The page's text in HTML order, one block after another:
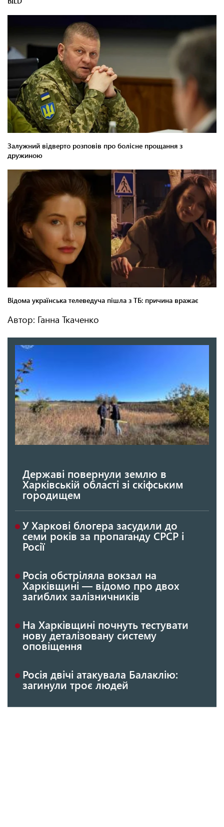
Автор: Ганна Ткаченко
Державі повернули землю в
Харківській області зі скіфським
городищем
У Харкові блогера засудили до
семи років за пропаганду СРСР і
Росії
Росія обстріляла вокзал на
Харківщині — відомо про двох
загиблих залізничників
На Харківщині почнуть тестувати
нову деталізовану систему
оповіщення
Росія двічі атакувала Балаклію:
загинули троє людей